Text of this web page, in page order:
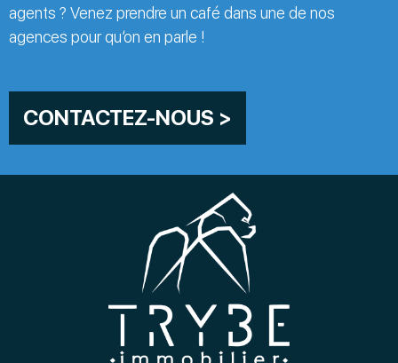
agents ? Venez prendre un café dans une de nos
agences pour qu’on en parle !
CONTACTEZ-NOUS >